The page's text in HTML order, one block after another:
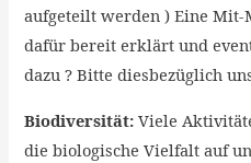
aufgeteilt werden ) Eine Mit-
dafür bereit erklärt und
dazu ? Bitte diesbezüglich
Biodiversität: Viele
die biologische Vielfalt auf